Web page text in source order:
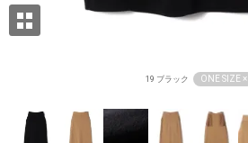
19 ブラック ONE SIZE ×